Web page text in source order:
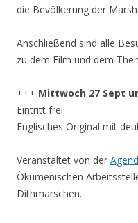
die Bevölkerung der
Anschließend sind alle
zu dem Film und dem
+++ Mittwoch 27 Sept
Eintritt frei.
Englisches Original mit
Veranstaltet von der
Ökumenischen
Dithmarschen.